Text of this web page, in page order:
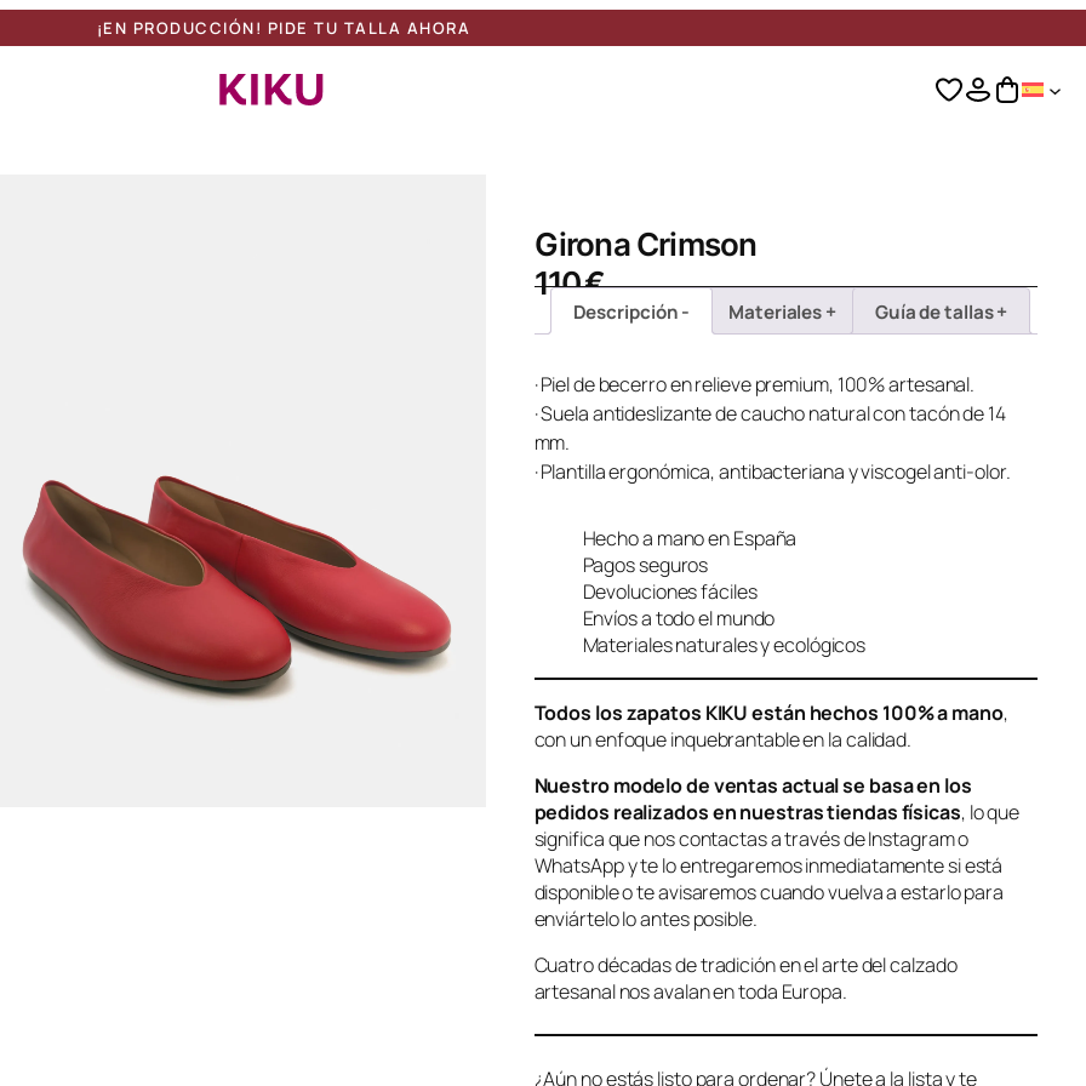
¡EN PRODUCCIÓN! PIDE TU TALLA AHORA
Girona Crimson
110€
Descripción Materiales Guía de tallas
· Piel de becerro en relieve premium, 100% artesanal.
· Suela antideslizante de caucho natural con tacón de 14
mm.
· Plantilla ergonómica, antibacteriana y viscogel anti-olor.
Hecho a mano en España
Pagos seguros
Devoluciones fáciles
Envíos a todo el mundo
Materiales naturales y ecológicos
Todos los zapatos KIKU están hechos 100% a mano,
con un enfoque inquebrantable en la calidad.
Nuestro modelo de ventas actual se basa en los
pedidos realizados en nuestras tiendas físicas, lo que
significa que nos contactas a través de Instagram o
WhatsApp y te lo entregaremos inmediatamente si está
disponible o te avisaremos cuando vuelva a estarlo para
enviártelo lo antes posible.
Cuatro décadas de tradición en el arte del calzado
artesanal nos avalan en toda Europa.
¿Aún no estás listo para ordenar? Únete a la lista y te